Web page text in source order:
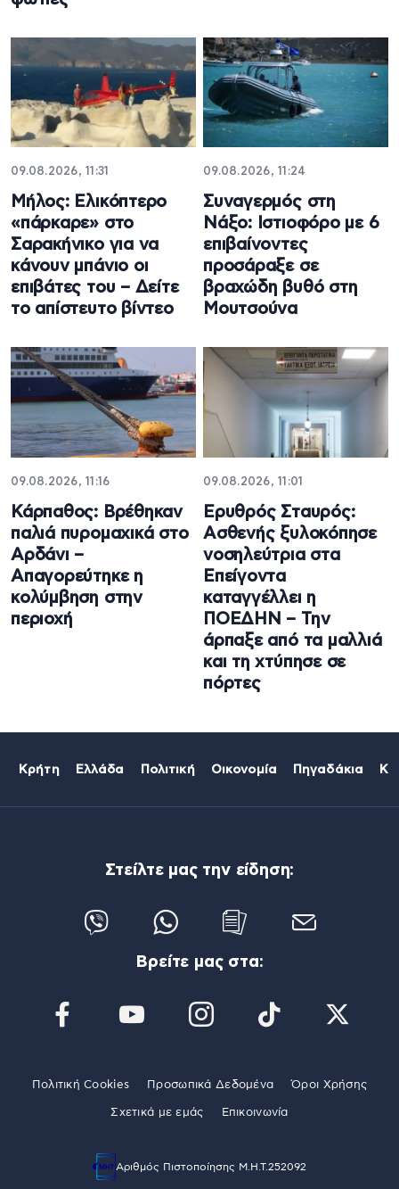
09.08.2026, 11:31
Μήλος: Ελικόπτερο
«πάρκαρε» στο
Σαρακήνικο για να
κάνουν μπάνιο οι
επιβάτες του – Δείτε
το απίστευτο βίντεο
09.08.2026, 11:24
Συναγερμός στη
Νάξο: Ιστιοφόρο με 6
επιβαίνοντες
προσάραξε σε
βραχώδη βυθό στη
Μουτσούνα
09.08.2026, 11:16
Κάρπαθος: Βρέθηκαν
παλιά πυρομαχικά στο
Αρδάνι –
Απαγορεύτηκε η
κολύμβηση στην
περιοχή
09.08.2026, 11:01
Ερυθρός Σταυρός:
Ασθενής ξυλοκόπησε
νοσηλεύτρια στα
Επείγοντα
καταγγέλλει η
ΠΟΕΔΗΝ – Την
άρπαξε από τα μαλλιά
και τη χτύπησε σε
πόρτες
Κρήτη Ελλάδα Πολιτική Οικονομία Πηγαδάκια
Στείλτε μας την είδηση:
Βρείτε μας στα:
Πολιτική Cookies Προσωπικά Δεδομένα Όροι Χρήσης
Σχετικά με εμάς Επικοινωνία
Αριθμός Πιστοποίησης Μ.Η.Τ.252092